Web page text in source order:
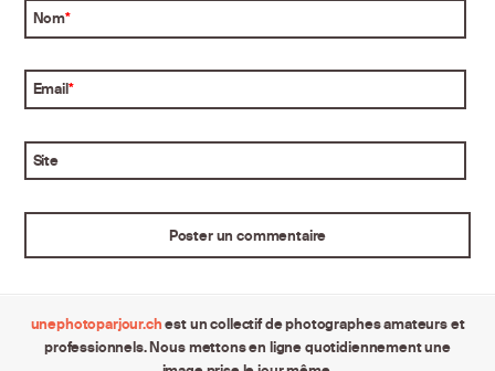
Nom*
Email*
Site
unephotoparjour.chest un collectif de photographes amateurs et
professionnels. Nous mettons en ligne quotidiennement une